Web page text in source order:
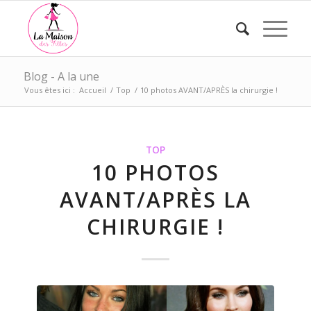
Blog - A la une
Vous êtes ici : Accueil / Top / 10 photos AVANT/APRÈS la chirurgie !
TOP
10 PHOTOS
AVANT/APRÈS LA
CHIRURGIE !